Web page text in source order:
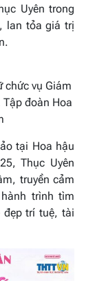
Uyên trong
lan tỏa giá trị
chức vụ Giám
đoàn Hoa
tại Hoa hậu
Thục Uyên
truyền cảm
trình tìm
đẹp trí tuệ, tài